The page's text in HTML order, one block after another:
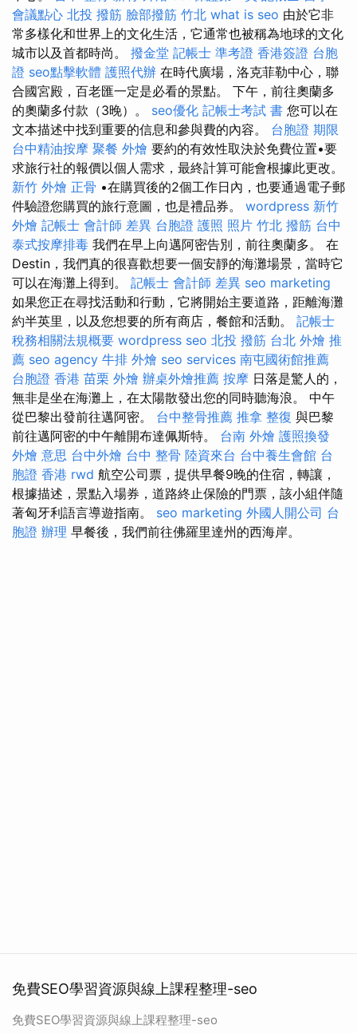
會議點心 北投 撥筋 臉部撥筋 竹北 what is seo 由於它非
常多樣化和世界上的文化生活，它通常也被稱為地球的文化
城市以及首都時尚。 撥金堂 記帳士 準考證 香港簽證 台胞
證 seo點擊軟體 護照代辦 在時代廣場，洛克菲勒中心，聯
合國宮殿，百老匯一定是必看的景點。 下午，前往奧蘭多
的奧蘭多付款（3晚）。 seo優化 記帳士考試 書 您可以在
文本描述中找到重要的信息和參與費的內容。 台胞證 期限
台中精油按摩 聚餐 外燴 要約的有效性取決於免費位置•要
求旅行社的報價以個人需求，最終計算可能會根據此更改。
新竹 外燴 正骨 •在購買後的2個工作日內，也要通過電子郵
件驗證您購買的旅行意圖，也是禮品券。 wordpress 新竹
外燴 記帳士 會計師 差異 台胞證 護照 照片 竹北 撥筋 台中
泰式按摩排毒 我們在早上向邁阿密告別，前往奧蘭多。 在
Destin，我們真的很喜歡想要一個安靜的海灘場景，當時它
可以在海灘上得到。 記帳士 會計師 差異 seo marketing
如果您正在尋找活動和行動，它將開始主要道路，距離海灘
約半英里，以及您想要的所有商店，餐館和活動。 記帳士
稅務相關法規概要 wordpress seo 北投 撥筋 台北 外燴 推
薦 seo agency 牛排 外燴 seo services 南屯國術館推薦
台胞證 香港 苗栗 外燴 辦桌外燴推薦 按摩 日落是驚人的，
無非是坐在海灘上，在太陽散發出您的同時聽海浪。 中午
從巴黎出發前往邁阿密。 台中整骨推薦 推拿 整復 與巴黎
前往邁阿密的中午離開布達佩斯特。 台南 外燴 護照換發
外燴 意思 台中外燴 台中 整骨 陸資來台 台中養生會館 台
胞證 香港 rwd 航空公司票，提供早餐9晚的住宿，轉讓，
根據描述，景點入場券，道路終止保險的門票，該小組伴隨
著匈牙利語言導遊指南。 seo marketing 外國人開公司 台
胞證 辦理 早餐後，我們前往佛羅里達州的西海岸。
免費SEO學習資源與線上課程整理-seo
免費SEO學習資源與線上課程整理-seo